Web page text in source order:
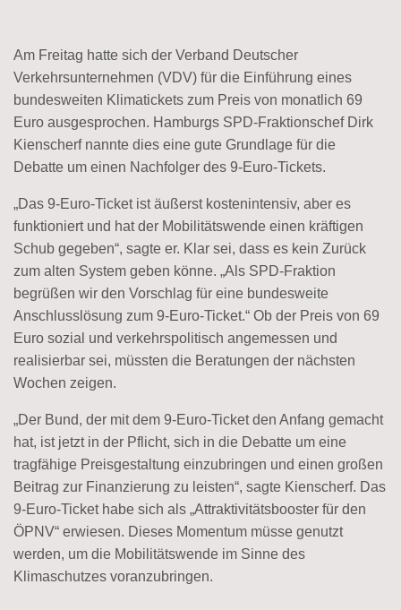
Am Freitag hatte sich der Verband Deutscher
Verkehrsunternehmen (VDV) für die Einführung eines
bundesweiten Klimatickets zum Preis von monatlich 69
Euro ausgesprochen. Hamburgs SPD-Fraktionschef Dirk
Kienscherf nannte dies eine gute Grundlage für die
Debatte um einen Nachfolger des 9-Euro-Tickets.
„Das 9-Euro-Ticket ist äußerst kostenintensiv, aber es
funktioniert und hat der Mobilitätswende einen kräftigen
Schub gegeben“, sagte er. Klar sei, dass es kein Zurück
zum alten System geben könne. „Als SPD-Fraktion
begrüßen wir den Vorschlag für eine bundesweite
Anschlusslösung zum 9-Euro-Ticket.“ Ob der Preis von 69
Euro sozial und verkehrspolitisch angemessen und
realisierbar sei, müssten die Beratungen der nächsten
Wochen zeigen.
„Der Bund, der mit dem 9-Euro-Ticket den Anfang gemacht
hat, ist jetzt in der Pflicht, sich in die Debatte um eine
tragfähige Preisgestaltung einzubringen und einen großen
Beitrag zur Finanzierung zu leisten“, sagte Kienscherf. Das
9-Euro-Ticket habe sich als „Attraktivitätsbooster für den
ÖPNV“ erwiesen. Dieses Momentum müsse genutzt
werden, um die Mobilitätswende im Sinne des
Klimaschutzes voranzubringen.